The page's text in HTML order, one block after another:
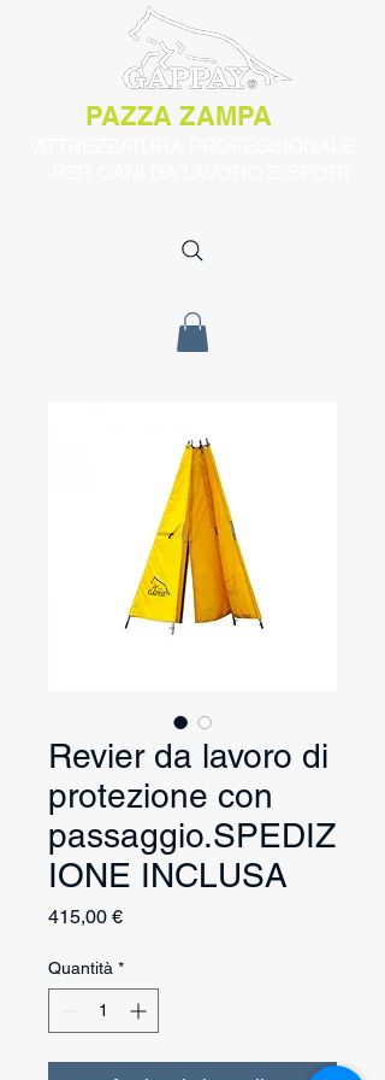
PAZZA ZAMPA
Revier da lavoro di
protezione con
passaggio.SPEDIZ
IONE INCLUSA
415,00 €Prezzo
Quantità *